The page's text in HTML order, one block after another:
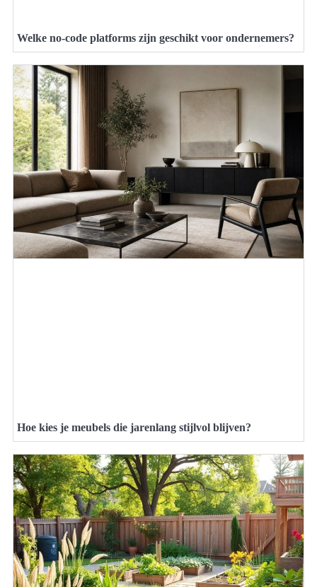
Welke no-code platforms zijn geschikt voor ondernemers?
Hoe kies je meubels die jarenlang stijlvol blijven?